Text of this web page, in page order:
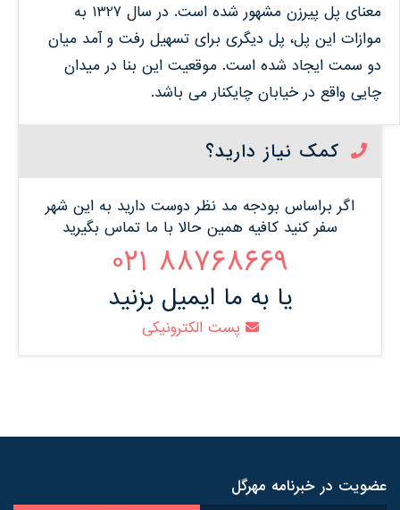
معنای پل پیرزن مشهور شده است. در سال 1327 به
موازات این پل، پل دیگری برای تسهیل رفت و آمد میان
دو سمت ایجاد شده است. موقعیت این بنا در میدان
چایی واقع در خیابان چایکنار می باشد.
کمک نیاز دارید؟
اگر براساس بودجه مد نظر دوست دارید به این شهر
سفر کنید کافیه همین حالا با ما تماس بگیرید
88768669 021
یا به ما ایمیل بزنید
پست الکترونیکی
عضویت در خبرنامه مهرگل